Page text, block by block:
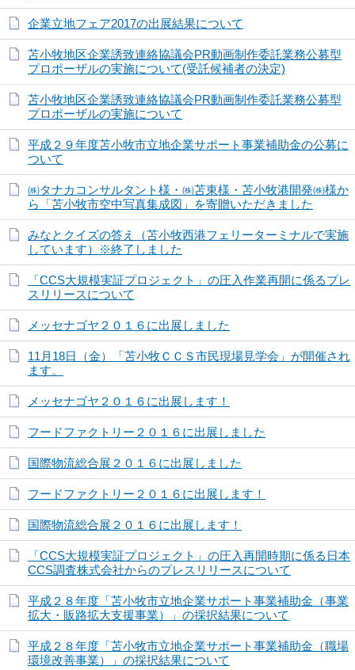
企業立地フェア2017の出展結果について
苫小牧地区企業誘致連絡協議会PR動画制作委託業務公募型
プロポーザルの実施について(受託候補者の決定)
苫小牧地区企業誘致連絡協議会PR動画制作委託業務公募型
プロポーザルの実施について
平成２９年度苫小牧市立地企業サポート事業補助金の公募に
ついて
㈱タナカコンサルタント様・㈱苫東様・苫小牧港開発㈱様か
ら「苫小牧市空中写真集成図」を寄贈いただきました
みなとクイズの答え（苫小牧西港フェリーターミナルで実施
しています）※終了しました
「CCS大規模実証プロジェクト」の圧入作業再開に係るプレ
スリリースについて
メッセナゴヤ２０１６に出展しました
11月18日（金）「苫小牧ＣＣＳ市民現場見学会」が開催され
ます。
メッセナゴヤ２０１６に出展します！
フードファクトリー２０１６に出展しました
国際物流総合展２０１６に出展しました
フードファクトリー２０１６に出展します！
国際物流総合展２０１６に出展します！
「CCS大規模実証プロジェクト」の圧入再開時期に係る日本
CCS調査株式会社からのプレスリリースについて
平成２８年度「苫小牧市立地企業サポート事業補助金（事業
拡大・販路拡大支援事業）」の採択結果について
平成２８年度「苫小牧市立地企業サポート事業補助金（職場
環境改善事業）」の採択結果について